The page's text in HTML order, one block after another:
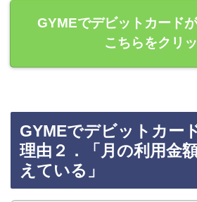
GYMEでデビットカード
こちらをクリ
GYMEでデビットカー
理由２．「月の利用金
えている」